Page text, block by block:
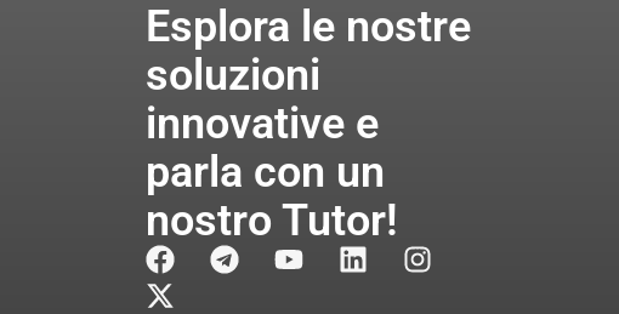
Esplora le nostre
soluzioni
innovative e
parla con un
nostro Tutor!